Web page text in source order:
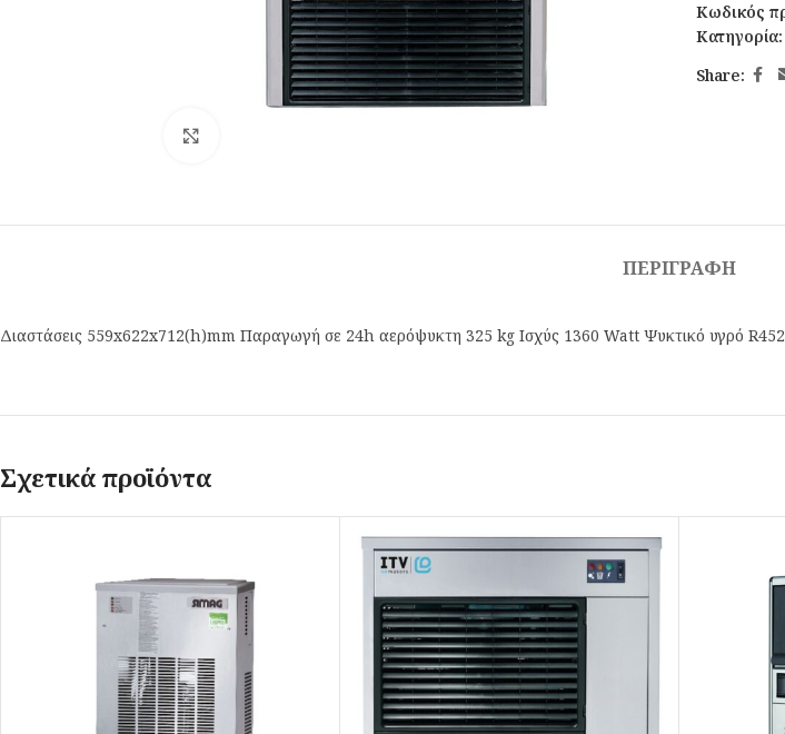
Κωδικός
Κατηγορία:
Share:
ΠΕΡΙΓΡΑΦΉ
Διαστάσεις 559x622x712(h)mm Παραγωγή σε 24h αερόψυκτη 325 kg Ισχύς 1360 Watt Ψυκτικό υγρό
Σχετικά προϊόντα